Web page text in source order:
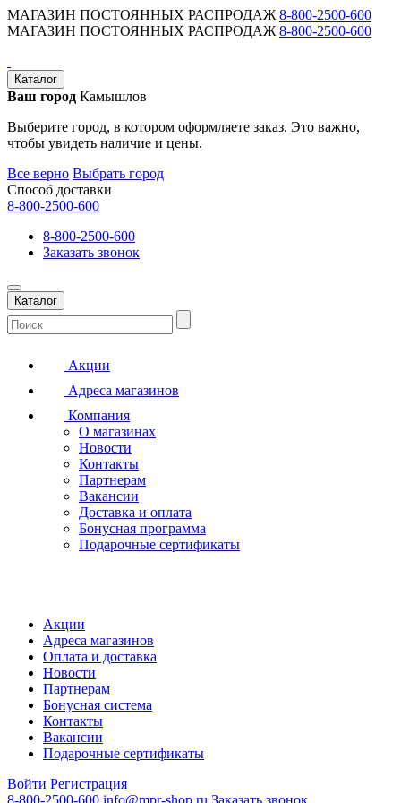
МАГАЗИН ПОСТОЯННЫХ РАСПРОДАЖ 8-800-2500-600
МАГАЗИН ПОСТОЯННЫХ РАСПРОДАЖ 8-800-2500-600
Каталог
Ваш город Камышлов
Выберите город, в котором оформляете заказ. Это важно,
чтобы увидеть наличие и цены.
Все верно Выбрать город
Способ доставки
8-800-2500-600
8-800-2500-600
Заказать звонок
Каталог
Акции
Адреса магазинов
Компания
О магазинах
Новости
Контакты
Партнерам
Вакансии
Доставка и оплата
Бонусная программа
Подарочные сертификаты
Акции
Адреса магазинов
Оплата и доставка
Новости
Партнерам
Бонусная система
Контакты
Вакансии
Подарочные сертификаты
Войти Регистрация
8-800-2500-600 info@mpr-shop.ru Заказать звонок